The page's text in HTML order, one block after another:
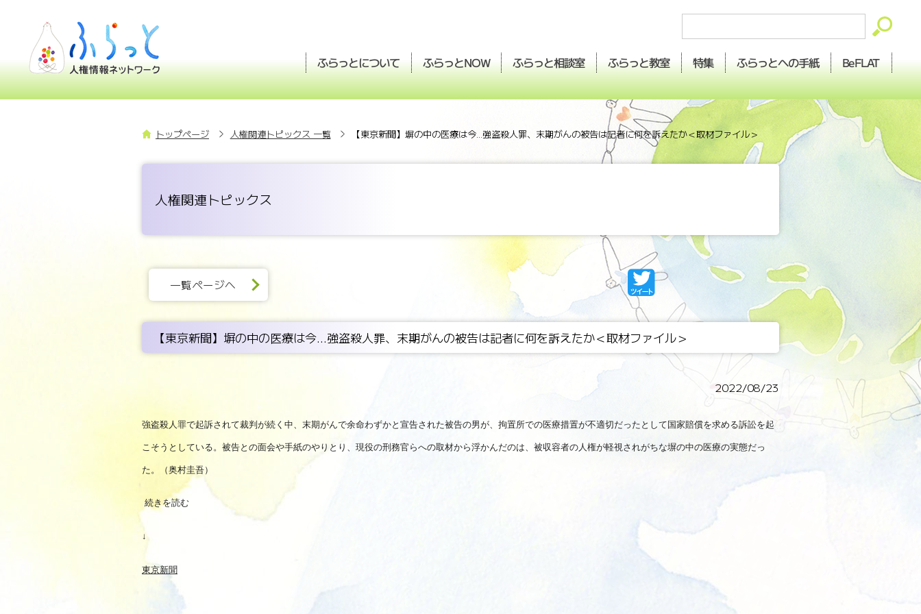
ふらっとについて ふらっとNOW ふらっと相談室 ふらっと教室 特集 ふらっとへの手紙 BeFLAT
トップページ 人権関連トピックス 一覧 【東京新聞】塀の中の医療は今...強盗殺人罪、末期がんの被告は記者に何を訴えたか＜取材ファイル＞
人権関連トピックス
一覧ページへ
【東京新聞】塀の中の医療は今...強盗殺人罪、末期がんの被告は記者に何を訴えたか＜取材ファイル＞
2022/08/23
強盗殺人罪で起訴されて裁判が続く中、末期がんで余命わずかと宣告された被告の男が、拘置所での医療措置が不適切だったとして国家賠償を求める訴訟を起
こそうとしている。被告との面会や手紙のやりとり、現役の刑務官らへの取材から浮かんだのは、被収容者の人権が軽視されがちな塀の中の医療の実態だっ
た。（奥村圭吾）
続きを読む
↓
東京新聞